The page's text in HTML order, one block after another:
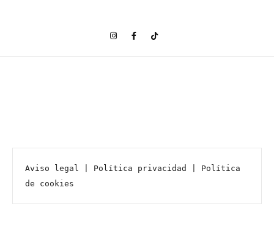
Aviso legal Política privacidad
Política
de cookies